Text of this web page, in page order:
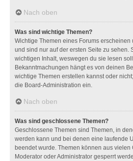
Nach oben
Was sind wichtige Themen?
Wichtige Themen eines Forums
und sind nur auf der ersten Seite zu sehen.
wichtigen Inhalt, weswegen du sie lesen
Bekanntmachungen hängt es von deinen
wichtige Themen erstellen kannst oder
die Board-Administration ein.
Nach oben
Was sind geschlossene Themen?
Geschlossene Themen sind Themen, in
werden kann und bei denen eine laufende
beendet wurde. Themen können aus vielen
Moderator oder Administrator gesperrt